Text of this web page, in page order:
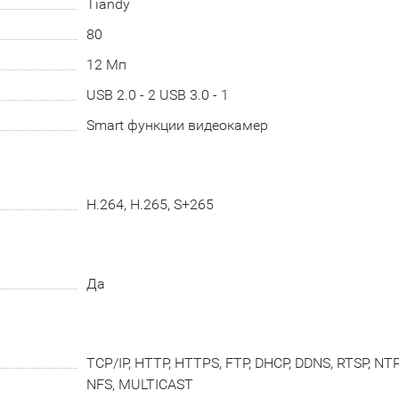
Tiandy
80
12 Мп
USB 2.0 - 2 USB 3.0 - 1
Smart функции видеокамер
H.264, H.265, S+265
Да
TCP/IP, HTTP, HTTPS, FTP, DHCP, DDNS, RTSP,
NFS, MULTICAST